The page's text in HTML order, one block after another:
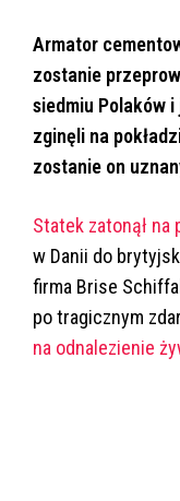
Armator
zostanie
siedmiu Polaków
zginęli na
zostanie on
Statek zatonął
w Danii do
firma Brise
po tragicznym
na odnalezienie